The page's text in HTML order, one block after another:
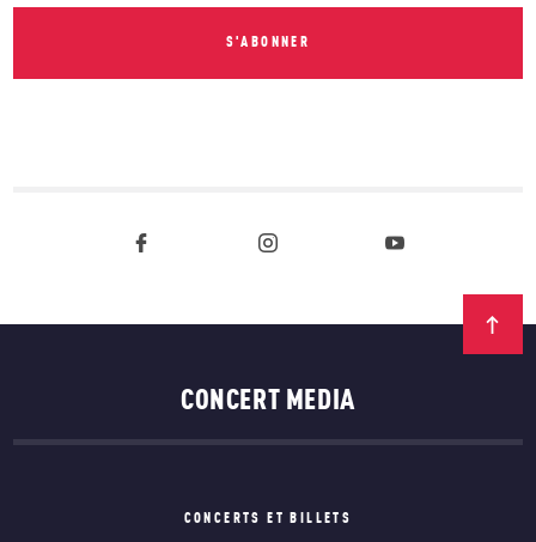
S'ABONNER
CONCERT MEDIA
CONCERTS ET BILLETS